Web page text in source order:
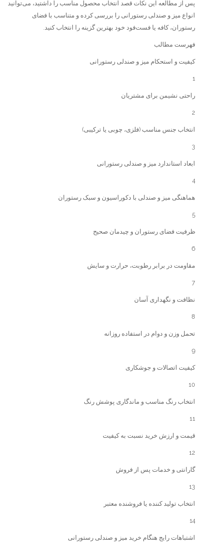
پس از مطالعه این نکات قصد انتخاب محصول مناسب را داشتید، می‌توانید
انواع میز و صندلی رستورانی را بررسی کرده و متناسب با فضای
رستوران، کافه یا فست‌فود خود بهترین گزینه را انتخاب کنید.
فهرست مطالب
کیفیت و استحکام میز و صندلی رستورانی
1
راحتی نشیمن برای مشتریان
2
انتخاب جنس مناسب (فلزی، چوبی یا ترکیبی)
3
ابعاد استاندارد میز و صندلی رستورانی
4
هماهنگی میز و صندلی با دکوراسیون و سبک رستوران
5
ظرفیت فضای رستوران و چیدمان صحیح
6
مقاومت در برابر رطوبت، حرارت و سایش
7
نظافت و نگهداری آسان
8
تحمل وزن و دوام در استفاده روزانه
9
کیفیت اتصالات و جوشکاری
10
انتخاب رنگ مناسب و ماندگاری پوشش رنگ
11
قیمت و ارزش خرید نسبت به کیفیت
12
گارانتی و خدمات پس از فروش
13
انتخاب تولید کننده یا فروشنده معتبر
14
اشتباهات رایج هنگام خرید میز و صندلی رستورانی